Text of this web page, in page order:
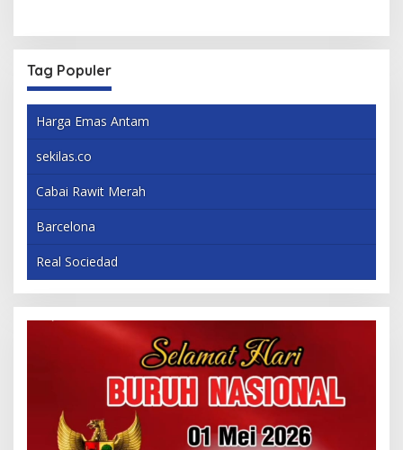
Tag Populer
Harga Emas Antam
sekilas.co
Cabai Rawit Merah
Barcelona
Real Sociedad